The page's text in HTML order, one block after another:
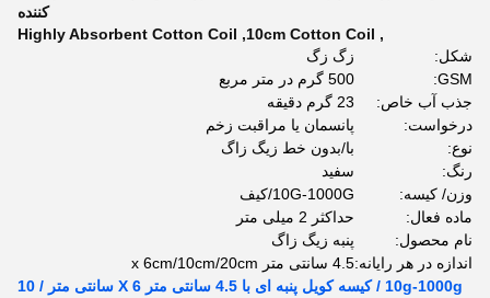
کننده
,
10cm Cotton Coil
,
Highly Absorbent Cotton Coil
شکل:
زگ زگ
GSM:
500 گرم در متر مربع
جذب آب خاص:
23 گرم دقیقه
درخواست:
پانسمان یا مراقبت زخم
نوع:
با/بدون خط زیگ زاگ
رنگ:
سفید
وزن/ کیسه:
10G-1000G/کیف
ماده فعال:
حداکثر 2 میلی متر
نام محصول:
پنبه زیگ زاگ
اندازه در هر رایانه:4.5 سانتی متر x 6cm/10cm/20cm
10g-1000g / کیسه کویل پنبه ای با 4.5 سانتی متر X 6 سانتی متر / 10